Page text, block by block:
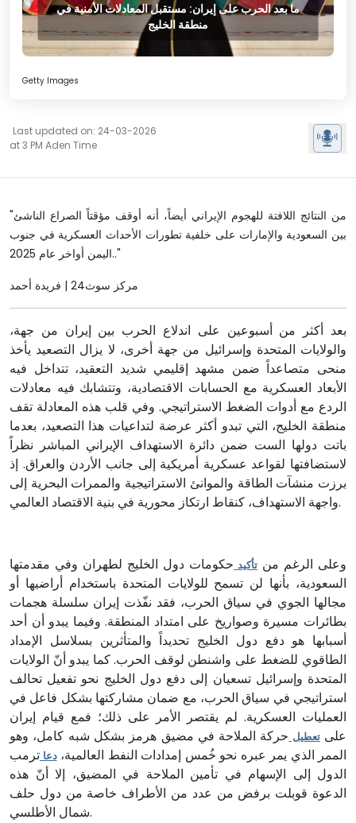
ما بعد الحرب على إيران: مستقبل المعادلات الأمنية في
منطقة الخليج
Getty Images
Last updated on: 24-03-2026
at 3 PM Aden Time
"من النتائج اللافتة للهجوم الإيراني أيضاً، أنه أوقف مؤقتاً الصراع الناشئ
بين السعودية والإمارات على خلفية تطورات الأحداث العسكرية في جنوب
اليمن أواخر عام 2025.."
مركز سوث24 | فريدة أحمد
بعد أكثر من أسبوعين على اندلاع الحرب بين إيران من جهة،
والولايات المتحدة وإسرائيل من جهة أخرى، لا يزال التصعيد يأخذ
منحى متصاعداً ضمن مشهد إقليمي شديد التعقيد، تتداخل فيه
الأبعاد العسكرية مع الحسابات الاقتصادية، وتتشابك فيه معادلات
الردع مع أدوات الضغط الاستراتيجي. وفي قلب هذه المعادلة تقف
منطقة الخليج، التي تبدو أكثر عرضة لتداعيات هذا التصعيد، بعدما
باتت دولها الست ضمن دائرة الاستهداف الإيراني المباشر نظراً
لاستضافتها لقواعد عسكرية أمريكية إلى جانب الأردن والعراق. إذ
برزت منشآت الطاقة والموانئ الاستراتيجية والممرات البحرية إلى
واجهة الاستهداف، كنقاط ارتكاز محورية في بنية الاقتصاد العالمي.
وعلى الرغم من تأكيد حكومات دول الخليج لطهران وفي مقدمتها
السعودية، بأنها لن تسمح للولايات المتحدة باستخدام أراضيها أو
مجالها الجوي في سياق الحرب، فقد نفّذت إيران سلسلة هجمات
بطائرات مسيرة وصواريخ على امتداد المنطقة. وفيما يبدو أن أحد
أسبابها هو دفع دول الخليج تحديداً والمتأثرين بسلاسل الإمداد
الطاقوي للضغط على واشنطن لوقف الحرب. كما يبدو أنّ الولايات
المتحدة وإسرائيل تسعيان إلى دفع دول الخليج نحو تفعيل تحالف
استراتيجي في سياق الحرب، مع ضمان مشاركتها بشكل فاعل في
العمليات العسكرية. لم يقتصر الأمر على ذلك؛ فمع قيام إيران
علىتعطيل حركة الملاحة في مضيق هرمز بشكل شبه كامل، وهو
الممر الذي يمر عبره نحو خُمس إمدادات النفط العالمية،دعا ترمب
الدول إلى الإسهام في تأمين الملاحة في المضيق، إلا أنّ هذه
الدعوة قوبلت برفض من عدد من الأطراف خاصة من دول حلف
شمال الأطلسي.